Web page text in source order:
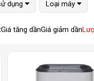
dụng Loại máy
Giá tăng dầnGiá giảm dần